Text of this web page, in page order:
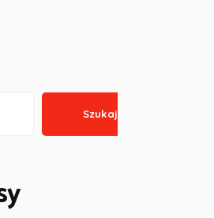
Szukaj